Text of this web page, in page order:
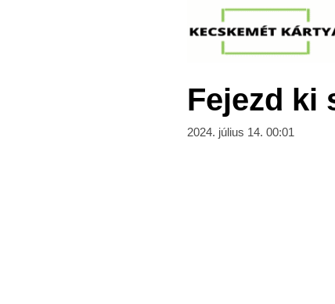
Fejezd ki
2024. július 14. 00:01